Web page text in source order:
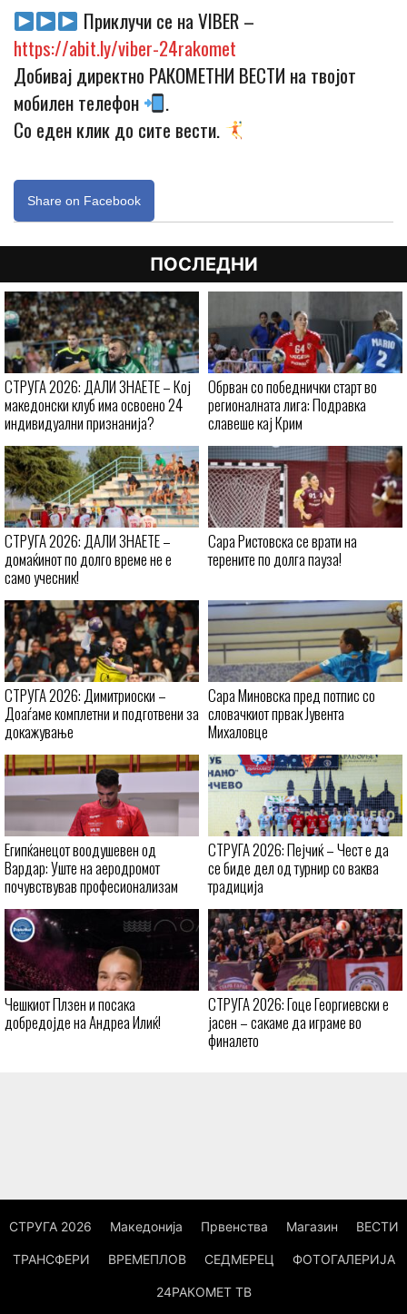
Приклучи се на VIBER –
https://abit.ly/viber-24rakomet
Добивај директно РАКОМЕТНИ ВЕСТИ на твојот
мобилен телефон
.
Со еден клик до сите вести.
Share on Facebook
ПОСЛЕДНИ
СТРУГА 2026: ДАЛИ ЗНАЕТЕ – Кој
македонски клуб има освоено 24
индивидуални признанија?
Обрван со победнички старт во
регионалната лига: Подравка
славеше кај Крим
СТРУГА 2026: ДАЛИ ЗНАЕТЕ –
домаќинот по долго време не е
само учесник!
Сара Ристовска се врати на
терените по долга пауза!
СТРУГА 2026: Димитриоски –
Доаѓаме комплетни и подготвени за
докажување
Сара Миновска пред потпис со
словачкиот првак Јувента
Михаловце
Египќанецот воодушевен од
Вардар: Уште на аеродромот
почувствував професионализам
СТРУГА 2026: Пејчиќ – Чест е да
се биде дел од турнир со ваква
традиција
Чешкиот Плзен и посака
добредојде на Андреа Илиќ!
СТРУГА 2026: Гоце Георгиевски е
јасен – сакаме да играме во
финалето
СТРУГА 2026 Македонија Првенства Магазин ВЕСТИ
ТРАНСФЕРИ ВРЕМЕПЛОВ СЕДМЕРЕЦ ФОТОГАЛЕРИЈА
24РАКОМЕТ ТВ